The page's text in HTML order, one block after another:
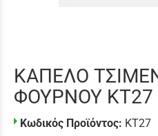
ΚΑΠΕΛΟ
ΦΟΥΡΝΟΥ KT27
Κωδικός Προϊόντος: KT27